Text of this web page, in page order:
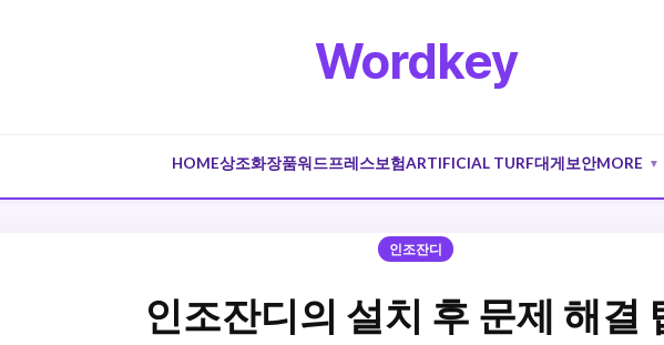
Wordkey
HOME상조화장품워드프레스보험ARTIFICIAL TURF대게 보안MORE ▼
인조잔디
인조잔디의 설치 후 문제 해결